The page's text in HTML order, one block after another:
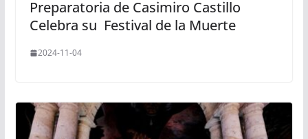
Preparatoria de Casimiro Castillo
Celebra su Festival de la Muerte
2024-11-04